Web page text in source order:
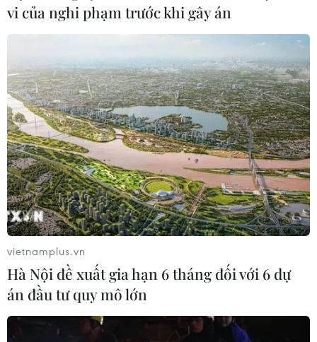
vi của nghi phạm trước khi gây án
vietnamplus.vn
Hà Nội đề xuất gia hạn 6 tháng đối với 6 dự
án đầu tư quy mô lớn